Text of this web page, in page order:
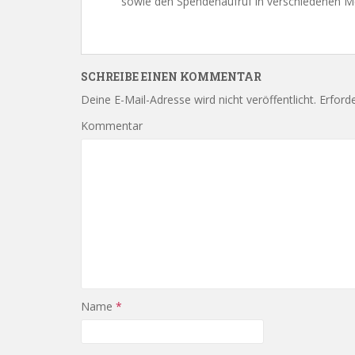
SCHREIBE EINEN KOMMENTAR
Deine E-Mail-Adresse wird nicht veröffentlicht.
Kommentar
Name *